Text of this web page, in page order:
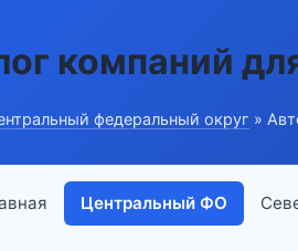
компаний
федеральный округ »
Центральный ФО